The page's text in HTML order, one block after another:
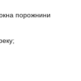
порожнини